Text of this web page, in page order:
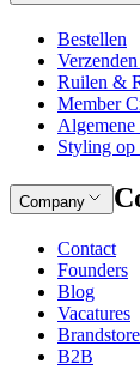
Bestellen
Ruilen &
Member
Algemene
Styling op
Company
Contact
Founders
Blog
Vacatures
B2B